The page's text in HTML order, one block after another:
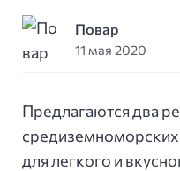
Повар
11 мая 2020
Предлагаются два
средиземноморских
для легкого и